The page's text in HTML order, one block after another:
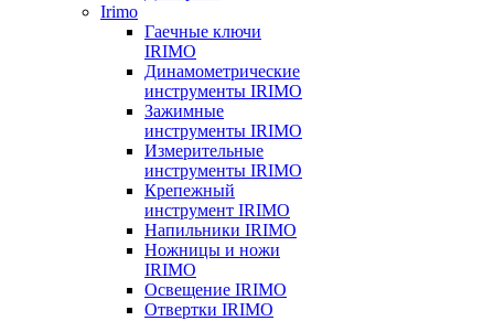
Irimo
Гаечные ключи
IRIMO
Динамометрические
инструменты IRIMO
Зажимные
инструменты IRIMO
Измерительные
инструменты IRIMO
Крепежный
инструмент IRIMO
Напильники IRIMO
Ножницы и ножи
IRIMO
Освещение IRIMO
Отвертки IRIMO